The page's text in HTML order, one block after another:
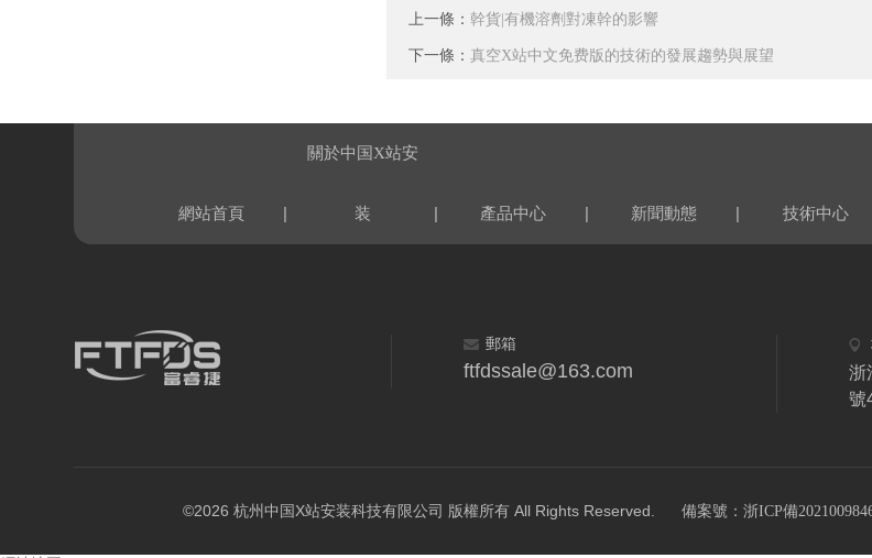
上一條：幹貨|有機溶劑對凍幹的影響
下一條：真空X站中文免费版的技術的發展趨勢與展望
網站首頁 |
關於中国X站安
装 | 產品中心 | 新聞動態 | 技術中心
郵箱
ftfdssale@163.com
浙
號
©2026 杭州中国X站安装科技有限公司 版權所有 All Rights Reserved. 備案號：浙ICP備